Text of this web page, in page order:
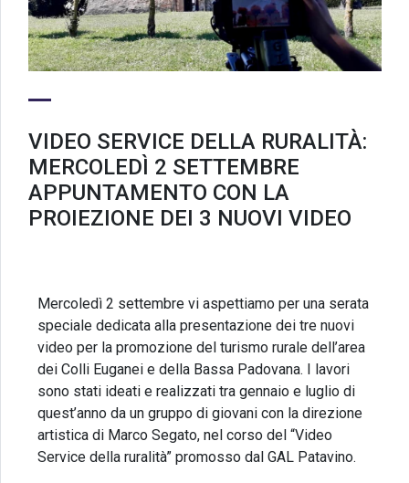
VIDEO SERVICE DELLA RURALITÀ:
MERCOLEDÌ 2 SETTEMBRE
APPUNTAMENTO CON LA
PROIEZIONE DEI 3 NUOVI VIDEO
Mercoledì 2 settembre vi aspettiamo per una serata
speciale dedicata alla presentazione dei tre nuovi
video per la promozione del turismo rurale dell’area
dei Colli Euganei e della Bassa Padovana. I lavori
sono stati ideati e realizzati tra gennaio e luglio di
quest’anno da un gruppo di giovani con la direzione
artistica di Marco Segato, nel corso del “Video
Service della ruralità” promosso dal GAL Patavino.